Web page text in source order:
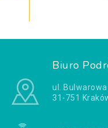
Biuro
ul.
31-751